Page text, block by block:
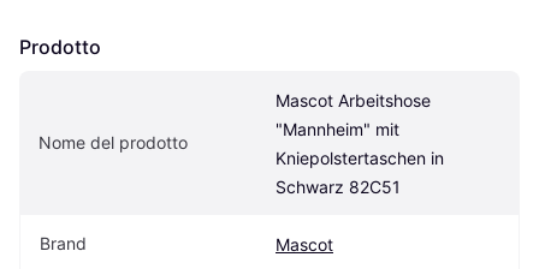
Prodotto
Nome del prodotto
Mascot Arbeitshose
"Mannheim" mit
Kniepolstertaschen in
Schwarz 82C51
Brand Mascot